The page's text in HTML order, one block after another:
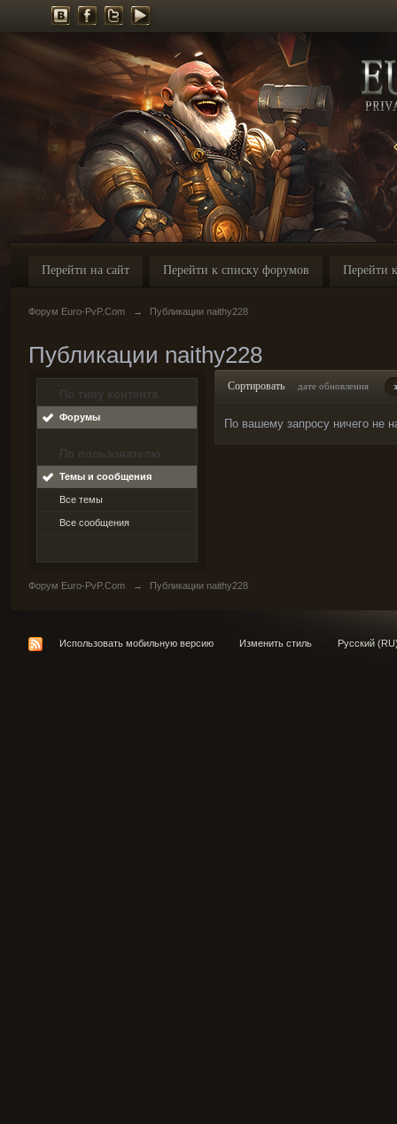
Перейти на сайт Перейти к списку форумов Перейти
Форум Euro-PvP.Com → Публикации naithy228
Публикации naithy228
По типу контента
Форумы
По пользователю
Темы и сообщения
Все темы
Все сообщения
Сортировать дате обновления
По вашему запросу ничего не
Форум Euro-PvP.Com → Публикации naithy228
Использовать мобильную версию Изменить стиль Русский